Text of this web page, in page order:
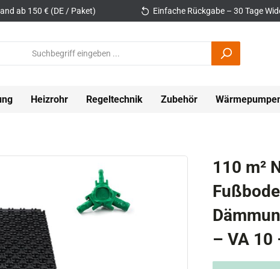
ab 150 € (DE / Paket) Einfache Rückgabe – 30 Tage
Heizrohr Regeltechnik Zubehör
110 m²
– VA 10